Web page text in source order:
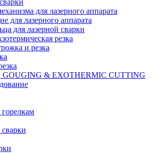
для лазерного аппарата
для лазерного аппарата
для лазерной сварки
резка
и резка
GOUGING & EXOTHERMIC CUTTING
горелкам